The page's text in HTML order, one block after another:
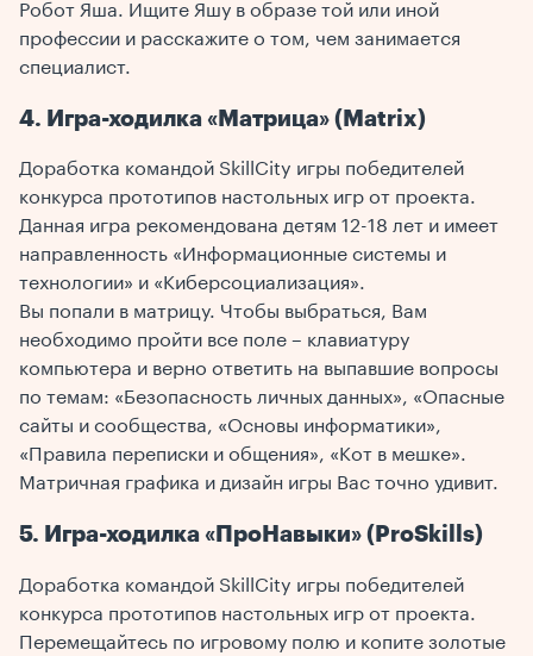
Робот Яша. Ищите Яшу в образе той или иной
профессии и расскажите о том, чем занимается
специалист.
4. Игра-ходилка «Матрица» (Matrix)
Доработка командой SkillCity игры победителей
конкурса прототипов настольных игр от проекта.
Данная игра рекомендована детям 12-18 лет и имеет
направленность «Информационные системы и
технологии» и «Киберсоциализация».
Вы попали в матрицу. Чтобы выбраться, Вам
необходимо пройти все поле – клавиатуру
компьютера и верно ответить на выпавшие вопросы
по темам: «Безопасность личных данных», «Опасные
сайты и сообщества, «Основы информатики»,
«Правила переписки и общения», «Кот в мешке».
Матричная графика и дизайн игры Вас точно удивит.
5. Игра-ходилка «ПроНавыки» (ProSkills)
Доработка командой SkillCity игры победителей
конкурса прототипов настольных игр от проекта.
Перемещайтесь по игровому полю и копите золотые